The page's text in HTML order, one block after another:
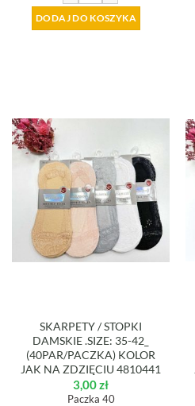
DODAJ DO KOSZYKA
SKARPETY / STOPKI
DAMSKIE .SIZE: 35-42_
(40PAR/PACZKA) KOLOR
JAK NA ZDZIĘCIU 4810441
3,00zł
Paczka 40